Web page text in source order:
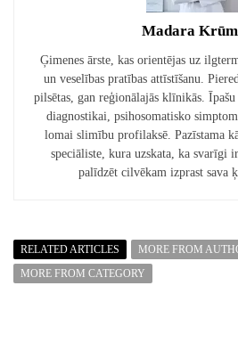
Madara
Ģimenes ārste, kas orientējas uz
un veselības pratības attīstīšanu.
pilsētas, gan reģionālajās klīnikās.
diagnostikai, psihosomatisko
lomai slimību profilaksē. Pazīstama
speciāliste, kura uzskata, ka svarīgi
palīdzēt cilvēkam izprast sava
RELATED ARTICLES
MORE FROM
MORE FROM CATEGORY